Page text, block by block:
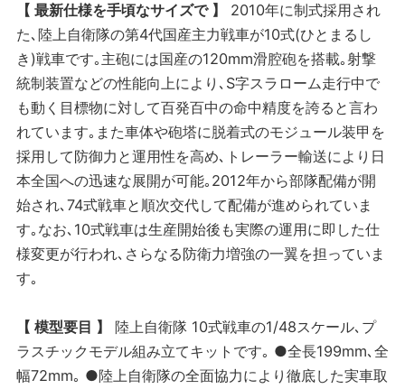
【 最新仕様を手頃なサイズで 】
2010年に制式採用され
た､陸上自衛隊の第4代国産主力戦車が10式(ひとまるし
き)戦車です｡主砲には国産の120mm滑腔砲を搭載｡射撃
統制装置などの性能向上により､S字スラローム走行中で
も動く目標物に対して百発百中の命中精度を誇ると言わ
れています｡また車体や砲塔に脱着式のモジュール装甲を
採用して防御力と運用性を高め､トレーラー輸送により日
本全国への迅速な展開が可能｡2012年から部隊配備が開
始され､74式戦車と順次交代して配備が進められていま
す｡なお､10式戦車は生産開始後も実際の運用に即した仕
様変更が行われ､さらなる防衛力増強の一翼を担っていま
す｡
【 模型要目 】
陸上自衛隊 10式戦車の1/48スケール､プ
ラスチックモデル組み立てキットです｡ ●全長199mm､全
幅72mm｡ ●陸上自衛隊の全面協力により徹底した実車取